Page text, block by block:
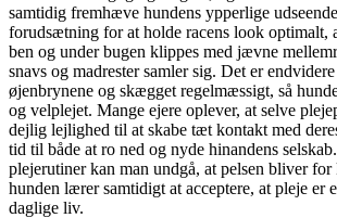
samtidig fremhæve hundens ypperlige
forudsætning for at holde racens look optimalt,
ben og under bugen klippes med jævne
snavs og madrester samler sig. Det er
øjenbrynene og skægget regelmæssigt, så
og velplejet. Mange ejere oplever, at selve
dejlig lejlighed til at skabe tæt kontakt med
tid til både at ro ned og nyde hinandens
plejerutiner kan man undgå, at pelsen bliver
hunden lærer samtidigt at acceptere, at pleje er
daglige liv.